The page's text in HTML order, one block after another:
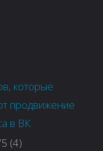
которые
продвижение
в ВК
(4)